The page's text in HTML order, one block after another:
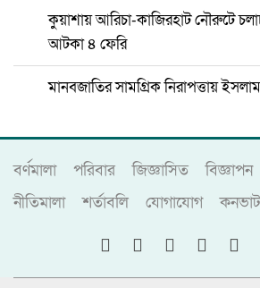
কুয়াশায় আরিচা-কাজিরহাট নৌরুটে
আটকা ৪ ফেরি
মানবজাতির সামগ্রিক নিরাপত্তায় ইসলাম
বর্ণমালা পরিবার জিজ্ঞাসিত বিজ্ঞাপন
নীতিমালা
শর্তাবলি যোগাযোগ